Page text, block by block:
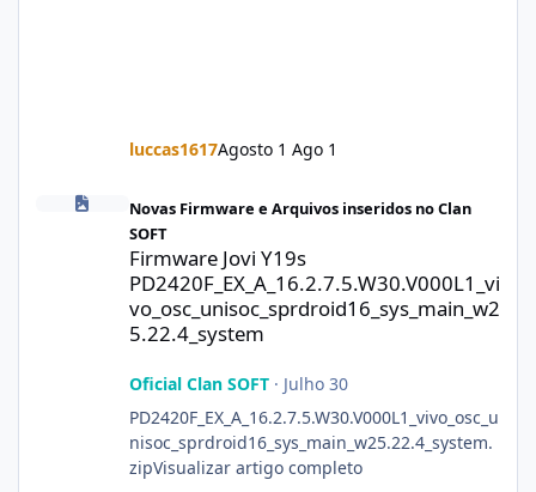
luccas1617Agosto 1 Ago 1
Firmware Jovi Y19s
Novas Firmware e Arquivos inseridos no Clan
SOFT
Firmware Jovi Y19s
PD2420F_EX_A_16.2.7.5.W30.V000L1_vi
vo_osc_unisoc_sprdroid16_sys_main_w2
5.22.4_system
Oficial Clan SOFT· Julho 30
PD2420F_EX_A_16.2.7.5.W30.V000L1_vivo_osc_u
nisoc_sprdroid16_sys_main_w25.22.4_system.
zipVisualizar artigo completo